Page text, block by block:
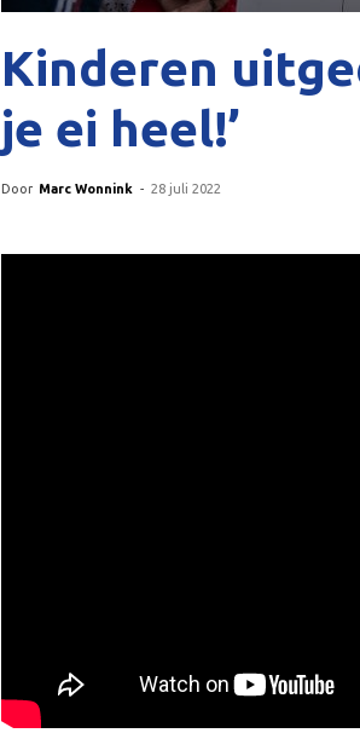
Kinderen
je ei heel!’
Door Marc Wonnink - 28 juli 2022